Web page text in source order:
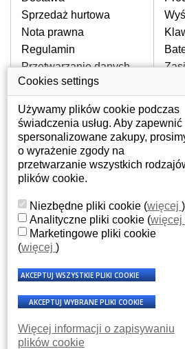
Towar
Na zapytanie
397 zł
15,0“...
Sprzedaż hurtowa
Nota prawna
Regulamin
Przetwarzanie danych
osobowych
Gdzie nas znajdziesz
Twoje konto
Twoje konto
Dane osobowe
Adresy
Historia zamówień
© Wszelkie prawa zastrzeżone -
Cookies settings
Używamy plików cookie podczas
świadczenia usług. Aby zapewnić
spersonalizowane zakupy,
o wyrażenie zgody na
przetwarzanie wszystkich
plików cookie.
Niezbędne pliki cookie (więcej )
Analityczne pliki cookie (więcej
Marketingowe pliki cookie
(więcej )
Więcej informacji o zapisywaniu
plików cookie